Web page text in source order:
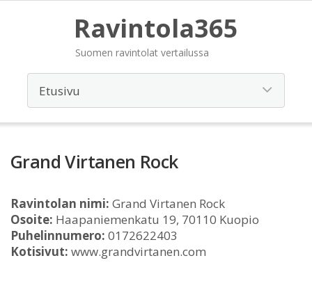
Ravintola365
Suomen ravintolat vertailussa
Grand Virtanen Rock
Ravintolan nimi: Grand Virtanen Rock
Osoite: Haapaniemenkatu 19, 70110 Kuopio
Puhelinnumero: 0172622403
Kotisivut: www.grandvirtanen.com